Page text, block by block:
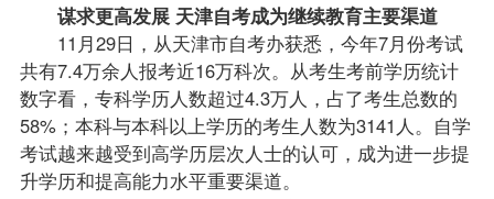
谋求更高发展 天津自考成为继续教育主要渠道
11月29日，从天津市自考办获悉，今年7月份考试
共有7.4万余人报考近16万科次。从考生考前学历统计
数字看，专科学历人数超过4.3万人，占了考生总数的
58%；本科与本科以上学历的考生人数为3141人。自学
考试越来越受到高学历层次人士的认可，成为进一步提
升学历和提高能力水平重要渠道。